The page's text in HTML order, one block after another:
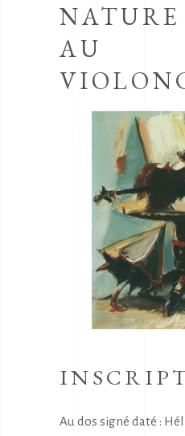
AU
Au dos signé daté :